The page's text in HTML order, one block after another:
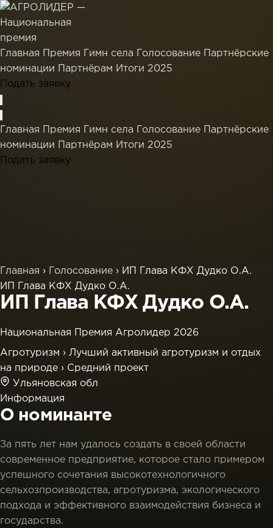
Главная Премия Гимн села Голосование
Партнёрские
номинации
Партнёрам Итоги 2025
Подать заявку
Главная Премия Гимн села Голосование
Партнёрские
номинации
Партнёрам Итоги 2025
Подать заявку
Главная › Голосование › ИП Глава КФХ Дудко О.А.
ИП Глава КФХ Дудко О.А.
ИП Глава КФХ Дудко О.А.
Национальная Премия Агролидер 2026
Агротуризм › Лучший активный агротуризм и отдых
на природе › Средний проект
Ульяновская обл
Информация
О номинанте
За пять лет нам удалось создать в своей области
современное предприятие, которое стало примером
успешного сочетания высокотехнологичного
сельхозпроизводства, агротуризма, экологического
подхода и эффективного взаимодействия бизнеса и
государства.